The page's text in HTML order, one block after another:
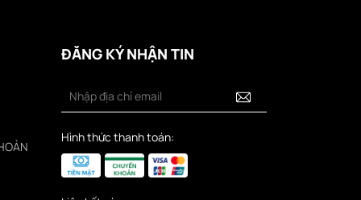
ĐĂNG KÝ NHẬN TIN
Hình thức thanh toán: